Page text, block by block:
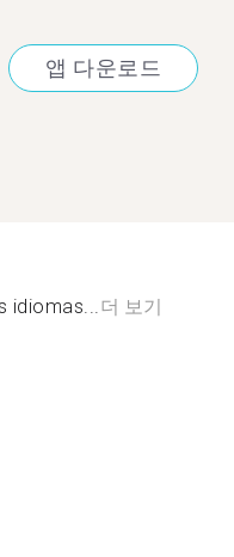
앱 다운로드
더 보기